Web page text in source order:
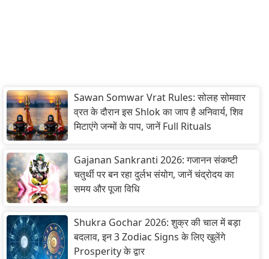
Sawan Somwar Vrat Rules: सोलह सोमवार
व्रत के दौरान इस Shlok का जाप है अनिवार्य, शिव
मिटाएंगे जन्मों के पाप, जानें Full Rituals
Gajanan Sankranti 2026: गजानन संकष्टी
चतुर्थी पर बन रहा दुर्लभ संयोग, जानें चंद्रोदय का
समय और पूजा विधि
Shukra Gochar 2026: शुक्र की चाल में बड़ा
बदलाव, इन 3 Zodiac Signs के लिए खुलेंगे
Prosperity के द्वार